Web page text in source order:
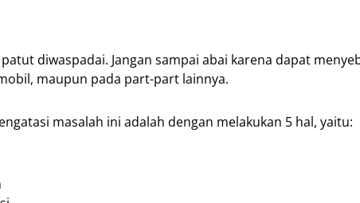
diwaspadai. Jangan sampai abai karena dapat
maupun pada part-part lainnya.
masalah ini adalah dengan melakukan 5 hal, yaitu: